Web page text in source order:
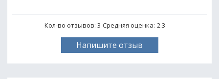
Кол-во отзывов: 3 Средняя оценка: 2.3
Напишите отзыв